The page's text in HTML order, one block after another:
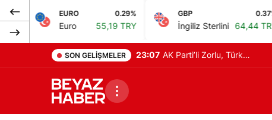
EURO 0.29%
55,19 TRY
GBP
İngiliz Sterlini 64,44 TRY
SON GELIŞMELER 22:07 Sahte ekspertiz